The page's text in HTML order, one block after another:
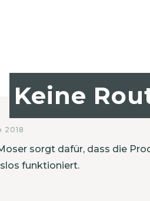
Keine
2018
sorgt dafür, dass die
funktioniert.